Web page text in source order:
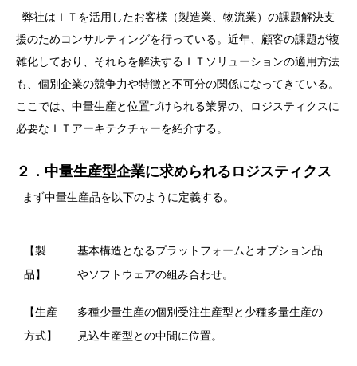
弊社はＩＴを活用したお客様（製造業、物流業）の課題解決支
援のためコンサルティングを行っている。近年、顧客の課題が複
雑化しており、それらを解決するＩＴソリューションの適用方法
も、個別企業の競争力や特徴と不可分の関係になってきている。
ここでは、中量生産と位置づけられる業界の、ロジスティクスに
必要なＩＴアーキテクチャーを紹介する。
２．中量生産型企業に求められるロジスティクス
まず中量生産品を以下のように定義する。
【製
品】
基本構造となるプラットフォームとオプション品
やソフトウェアの組み合わせ。
【生産
方式】
多種少量生産の個別受注生産型と少種多量生産の
見込生産型との中間に位置。